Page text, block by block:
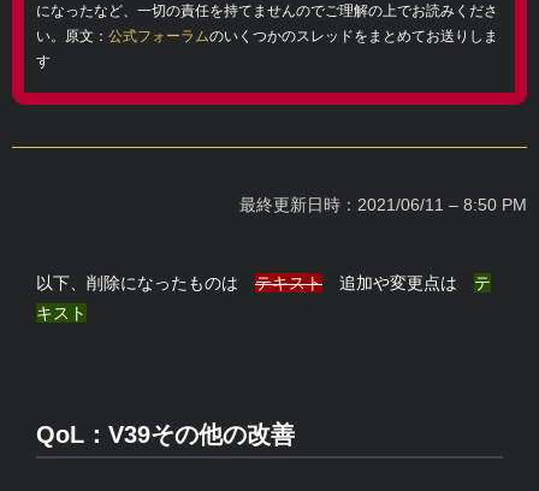
になったなど、一切の責任を持てませんのでご理解の上でお読みくださ
い。原文： 公式フォーラムのいくつかのスレッドをまとめてお送りしま
す
最終更新日時：2021/06/11 – 8:50 PM
以下、削除になったものは テキスト 追加や変更点は テ
キスト
QoL：V39その他の改善